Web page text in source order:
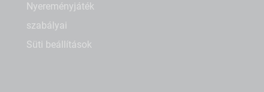
Nyereményjáték
szabályai
Süti beállítások